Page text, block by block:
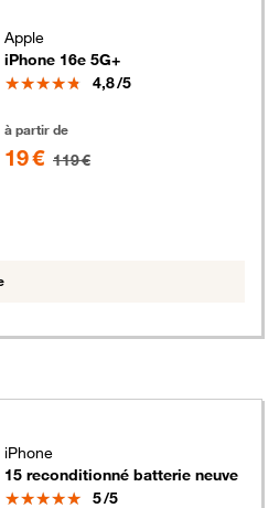
non sélectionnables
Apple
iPhone 16e 5G+
Note
4,8/5
à partir de
19 € 119 €
iPhone
15 reconditionné batterie neuve
Note
5/5